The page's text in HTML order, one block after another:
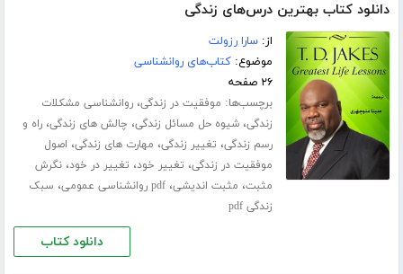
دانلود کتاب بهترین درس‌های زندگی
از:سارا رزولت
موضوع:کتاب‌های روانشناسی
۲۶ صفحه
برچسب‌ها: موفقیت در زندگی،روانشناسی مشکلات
زندگی،شیوه حل مسائل زندگی، چالش های زندگی،راه و
رسم زندگی، تغییر زندگی، مهارت های زندگی، اصول
موفقیت در زندگی، تغییر خود، تغییر در خود،نگرش
مثبت، مثبت اندیشی،pdf روانشناسی عمومی ، سبک
زندگی pdf
دانلود کتاب